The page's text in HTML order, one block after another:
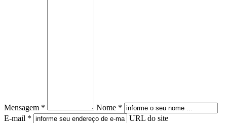
Mensagem *
Nome *
E-mail *
URL do site